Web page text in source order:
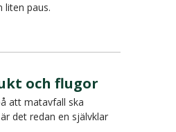
liten paus.
och flugor
att matavfall ska
det redan en självklar